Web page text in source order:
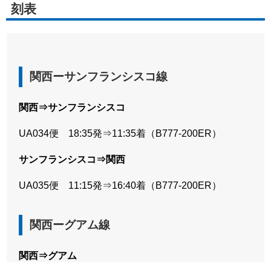
刻表
関西ーサンフランシスコ線
関西⇒サンフランシスコ
UA034便 18:35発⇒11:35着（B777-200ER）
サンフランシスコ⇒関西
UA035便 11:15発⇒16:40着（B777-200ER）
関西ーグアム線
関西⇒グアム